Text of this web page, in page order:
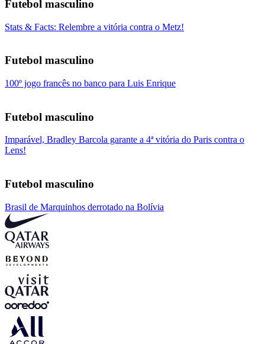
Futebol masculino
Stats & Facts: Relembre a vitória contra o Metz!
Futebol masculino
100º jogo francês no banco para Luis Enrique
Futebol masculino
Imparável, Bradley Barcola garante a 4ª vitória do Paris contra o
Lens!
Futebol masculino
Brasil de Marquinhos derrotado na Bolívia